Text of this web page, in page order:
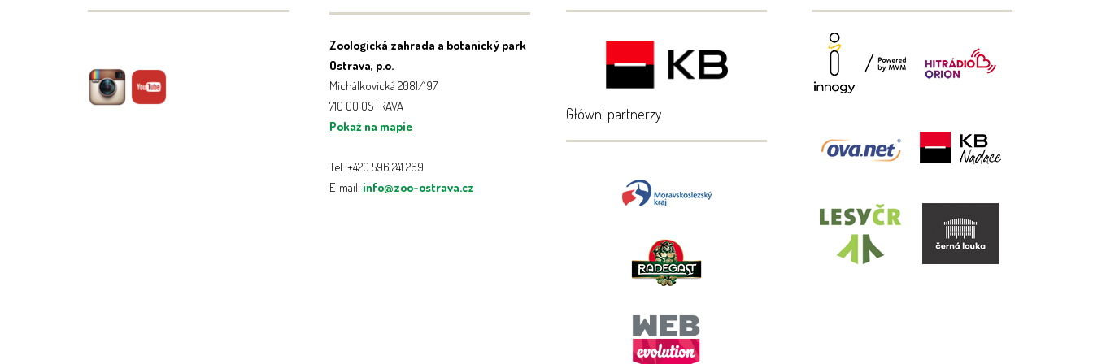
Zoologická zahrada a botanický park
Ostrava, p.o.
Michálkovická 2081/197
710 00 OSTRAVA
Pokaż na mapie
Tel: +420 596 241 269
E-mail: info@zoo-ostrava.cz
Główni partnerzy